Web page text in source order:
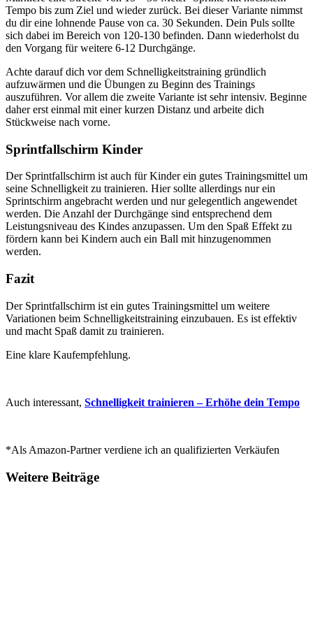
Tempo bis zum Ziel und wieder zurück. Bei dieser Variante nimmst
du dir eine lohnende Pause von ca. 30 Sekunden. Dein Puls sollte
sich dabei im Bereich von 120-130 befinden. Dann wiederholst du
den Vorgang für weitere 6-12 Durchgänge.
Achte darauf dich vor dem Schnelligkeitstraining gründlich
aufzuwärmen und die Übungen zu Beginn des Trainings
auszuführen. Vor allem die zweite Variante ist sehr intensiv. Beginne
daher erst einmal mit einer kurzen Distanz und arbeite dich
Stückweise nach vorne.
Sprintfallschirm Kinder
Der Sprintfallschirm ist auch für Kinder ein gutes Trainingsmittel um
seine Schnelligkeit zu trainieren. Hier sollte allerdings nur ein
Sprintschirm angebracht werden und nur gelegentlich angewendet
werden. Die Anzahl der Durchgänge sind entsprechend dem
Leistungsniveau des Kindes anzupassen. Um den Spaß Effekt zu
fördern kann bei Kindern auch ein Ball mit hinzugenommen
werden.
Fazit
Der Sprintfallschirm ist ein gutes Trainingsmittel um weitere
Variationen beim Schnelligkeitstraining einzubauen. Es ist effektiv
und macht Spaß damit zu trainieren.
Eine klare Kaufempfehlung.
Auch interessant, Schnelligkeit trainieren – Erhöhe dein Tempo
*Als Amazon-Partner verdiene ich an qualifizierten Verkäufen
Weitere Beiträge